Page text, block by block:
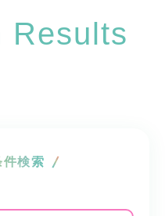
Results
件検索